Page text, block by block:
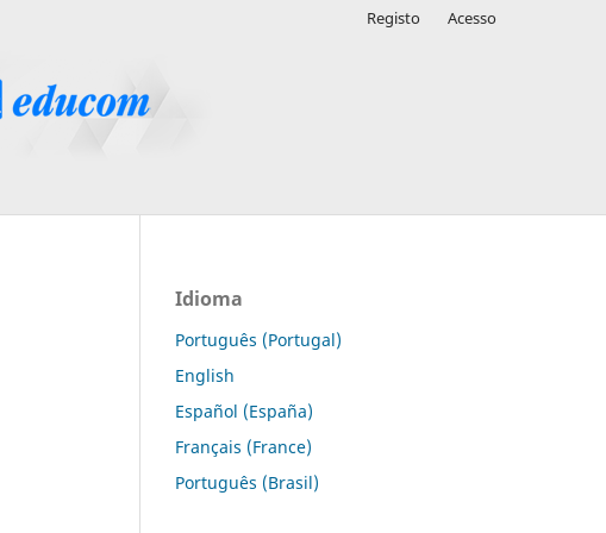
Registo Acesso
Idioma
Português (Portugal)
English
Español (España)
Français (France)
Português (Brasil)